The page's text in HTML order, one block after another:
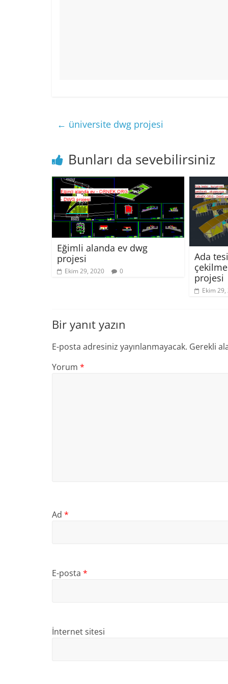
← üniversite dwg projesi
Bunları da sevebilirsiniz
Eğimli alanda ev dwg
projesi
Ekim 29, 2020 0
Ada
projesi
Ekim
Bir yanıt yazın
E-posta adresiniz yayınlanmayacak. Gerekli
Yorum *
Ad *
E-posta *
İnternet sitesi